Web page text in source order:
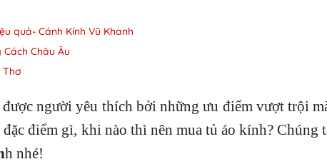
quả- Cánh Kính Vũ Khanh
Châu Âu
người yêu thích bởi những ưu điểm vượt trội
điểm gì, khi nào thì nên mua tủ áo kính? Chúng
h nhé!